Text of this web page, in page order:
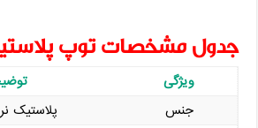
جدول مشخصات توپ
ویژگی
جنس
پلاستیک